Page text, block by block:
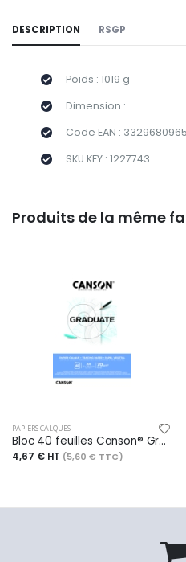
DESCRIPTION RSGP
Poids : 1019 g
Dimension :
Code EAN :
SKU KFY : 1227743
Produits de la même
PAPIERS CALQUES
Bloc 40 feuilles Canson® Graduate Calque A4 70g/m², satiné
4,67 € HT (5,60 € TTC)